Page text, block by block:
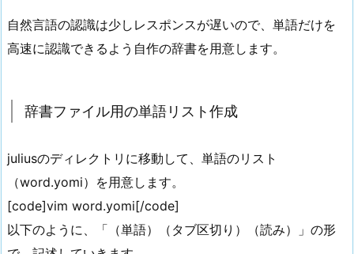
自然言語の認識は少しレスポンスが遅いので、単語だけを
高速に認識できるよう自作の辞書を用意します。
辞書ファイル用の単語リスト作成
juliusのディレクトリに移動して、単語のリスト
（word.yomi）を用意します。
[code]vim word.yomi[/code]
以下のように、「（単語）（タブ区切り）（読み）」の形